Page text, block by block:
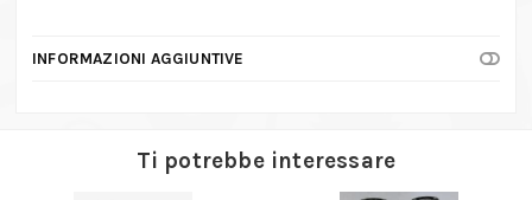
INFORMAZIONI AGGIUNTIVE
Ti potrebbe interessare